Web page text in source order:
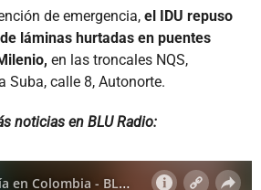
de emergencia, el IDU repuso
láminas hurtadas en puentes
en las troncales NQS,
Suba, calle 8, Autonorte.
noticias en BLU Radio: